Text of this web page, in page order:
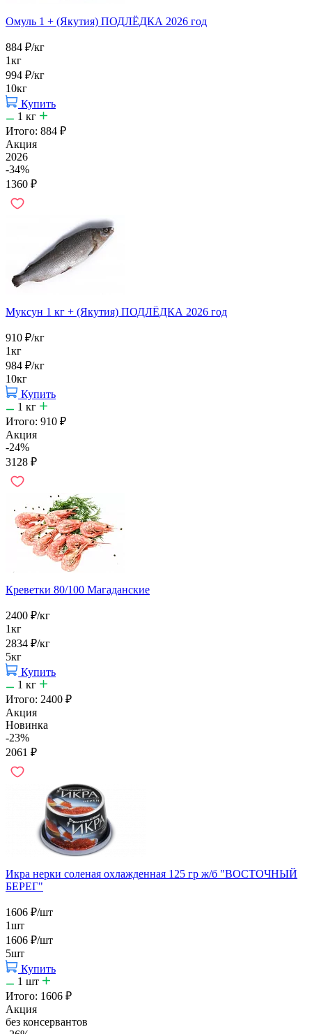
Омуль 1 + (Якутия) ПОДЛЁДКА 2026 год
884 ₽/кг
1кг
994 ₽/кг
10кг
Купить
1 кг
Итого: 884 ₽
Акция
2026
-34%
1360 ₽
Муксун 1 кг + (Якутия) ПОДЛЁДКА 2026 год
910 ₽/кг
1кг
984 ₽/кг
10кг
Купить
1 кг
Итого: 910 ₽
Акция
-24%
3128 ₽
Креветки 80/100 Магаданские
2400 ₽/кг
1кг
2834 ₽/кг
5кг
Купить
1 кг
Итого: 2400 ₽
Акция
Новинка
-23%
2061 ₽
Икра нерки соленая охлажденная 125 гр ж/б "ВОСТОЧНЫЙ
БЕРЕГ"
1606 ₽/шт
1шт
1606 ₽/шт
5шт
Купить
1 шт
Итого: 1606 ₽
Акция
без консервантов